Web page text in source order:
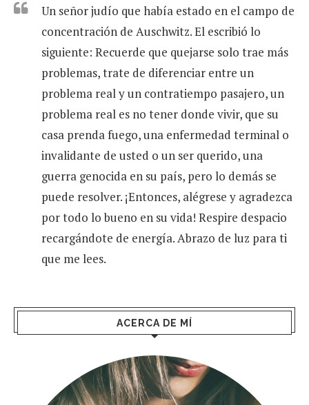
Un señor judío que había estado en el campo de
concentración de Auschwitz. El escribió lo
siguiente: Recuerde que quejarse solo trae más
problemas, trate de diferenciar entre un
problema real y un contratiempo pasajero, un
problema real es no tener donde vivir, que su
casa prenda fuego, una enfermedad terminal o
invalidante de usted o un ser querido, una
guerra genocida en su país, pero lo demás se
puede resolver. ¡Entonces, alégrese y agradezca
por todo lo bueno en su vida! Respire despacio
recargándote de energía. Abrazo de luz para ti
que me lees.
ACERCA DE MÍ